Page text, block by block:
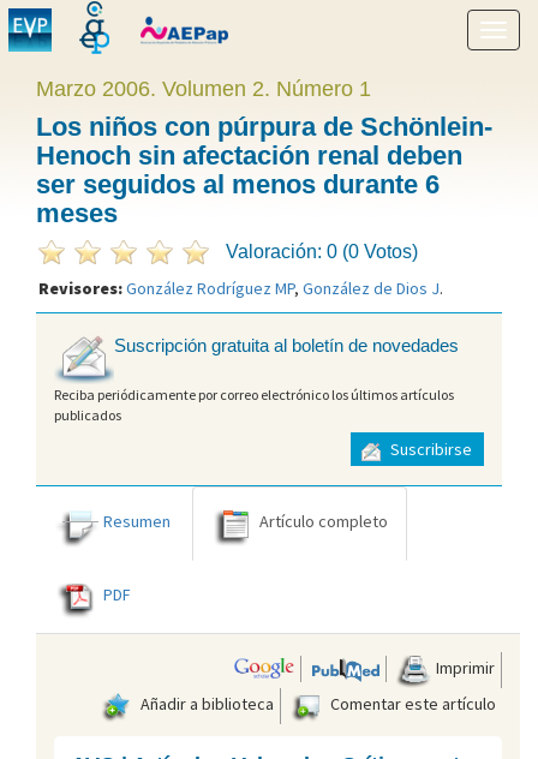
menú
Marzo 2006. Volumen 2. Número 1
Los niños con púrpura de Schönlein-
Henoch sin afectación renal deben
ser seguidos al menos durante 6
meses
Valoración: 0 (0 Votos)
Revisores:González Rodríguez MP, González de Dios J.
Suscripción gratuita al boletín de novedades
Reciba periódicamente por correo electrónico los últimos artículos
publicados
Suscribirse
Resumen Artículo completo
PDF
Imprimir
Añadir a biblioteca
Comentar este artículo